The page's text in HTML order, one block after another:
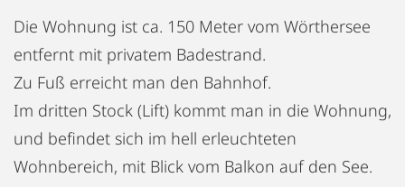
Die Wohnung ist ca. 150 Meter vom Wörthersee
entfernt mit privatem Badestrand.
Zu Fuß erreicht man den Bahnhof.
Im dritten Stock (Lift) kommt man in die Wohnung,
und befindet sich im hell erleuchteten
Wohnbereich, mit Blick vom Balkon auf den See.